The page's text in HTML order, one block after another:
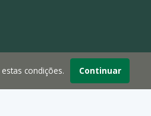
condições. Continuar